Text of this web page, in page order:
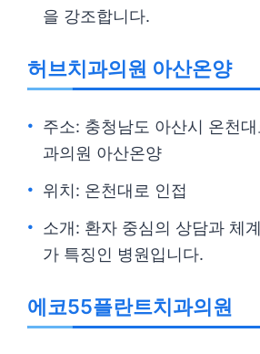
을 강조합니다.
허브치과의원 아산온양
주소: 충청남도 아산시 온천
과의원 아산온양
위치: 온천대로 인접
소개: 환자 중심의 상담과 체
가 특징인 병원입니다.
에코55플란트치과의원